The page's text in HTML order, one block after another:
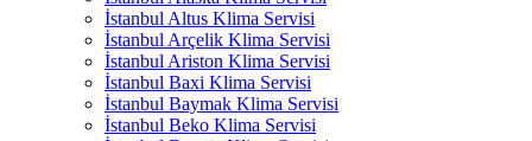
İstanbul Altus Klima Servisi
İstanbul Arçelik Klima Servisi
İstanbul Ariston Klima Servisi
İstanbul Baxi Klima Servisi
İstanbul Baymak Klima Servisi
İstanbul Beko Klima Servisi